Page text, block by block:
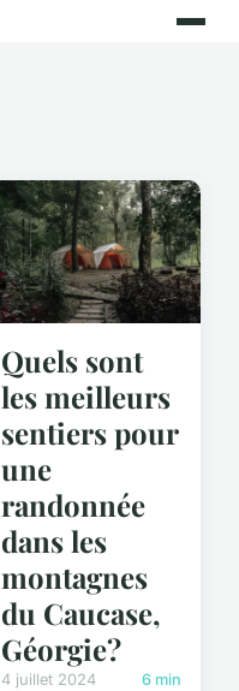
Quels sont
les meilleurs
sentiers pour
une
randonnée
dans les
montagnes
du Caucase,
Géorgie?
4 juillet 2024 6 min